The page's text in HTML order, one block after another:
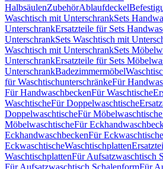
HalbsäulenZubehörAblaufdeckel
Waschtisch mit UnterschrankSets
UnterschrankErsatzteile für Sets
UnterschrankSets Waschtisch mit
Waschtisch mit UnterschrankSets
UnterschrankErsatzteile für Sets
UnterschrankBadezimmermöbel
für WaschtischunterschränkeFür
Für HandwaschbeckenFür Waschtische
WaschtischeFür Doppelwaschtische
DoppelwaschtischeFür Möbelwaschtische
MöbelwaschtischeFür
EckhandwaschbeckenFür Eckwaschtische
EckwaschtischeWaschtischplatten
WaschtischplattenFür Aufsatzwaschtisch
Für Aufsatzwaschtisch SchalenformFür